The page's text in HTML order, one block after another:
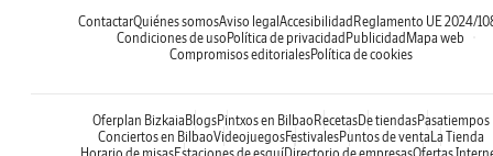
ContactarQuiénes somosAviso legalAccesibilidadReglamento UE 2024/
Condiciones de usoPolítica de privacidadPublicidadMapa web
Compromisos editorialesPolítica de cookies
Oferplan BizkaiaBlogsPintxos en BilbaoRecetasDe tiendasPasatiempos
Conciertos en BilbaoVideojuegosFestivalesPuntos de ventaLa Tienda